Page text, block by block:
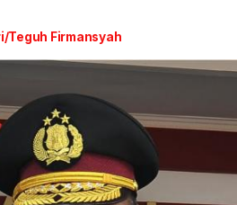
Teguh Firmansyah